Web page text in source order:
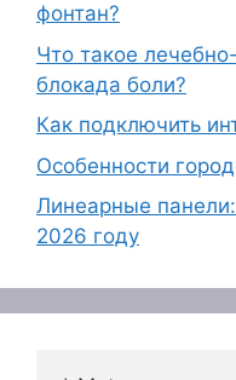
фонтан?
Что такое
блокада боли?
Как подключить
Особенности
Линеарные
2026 году